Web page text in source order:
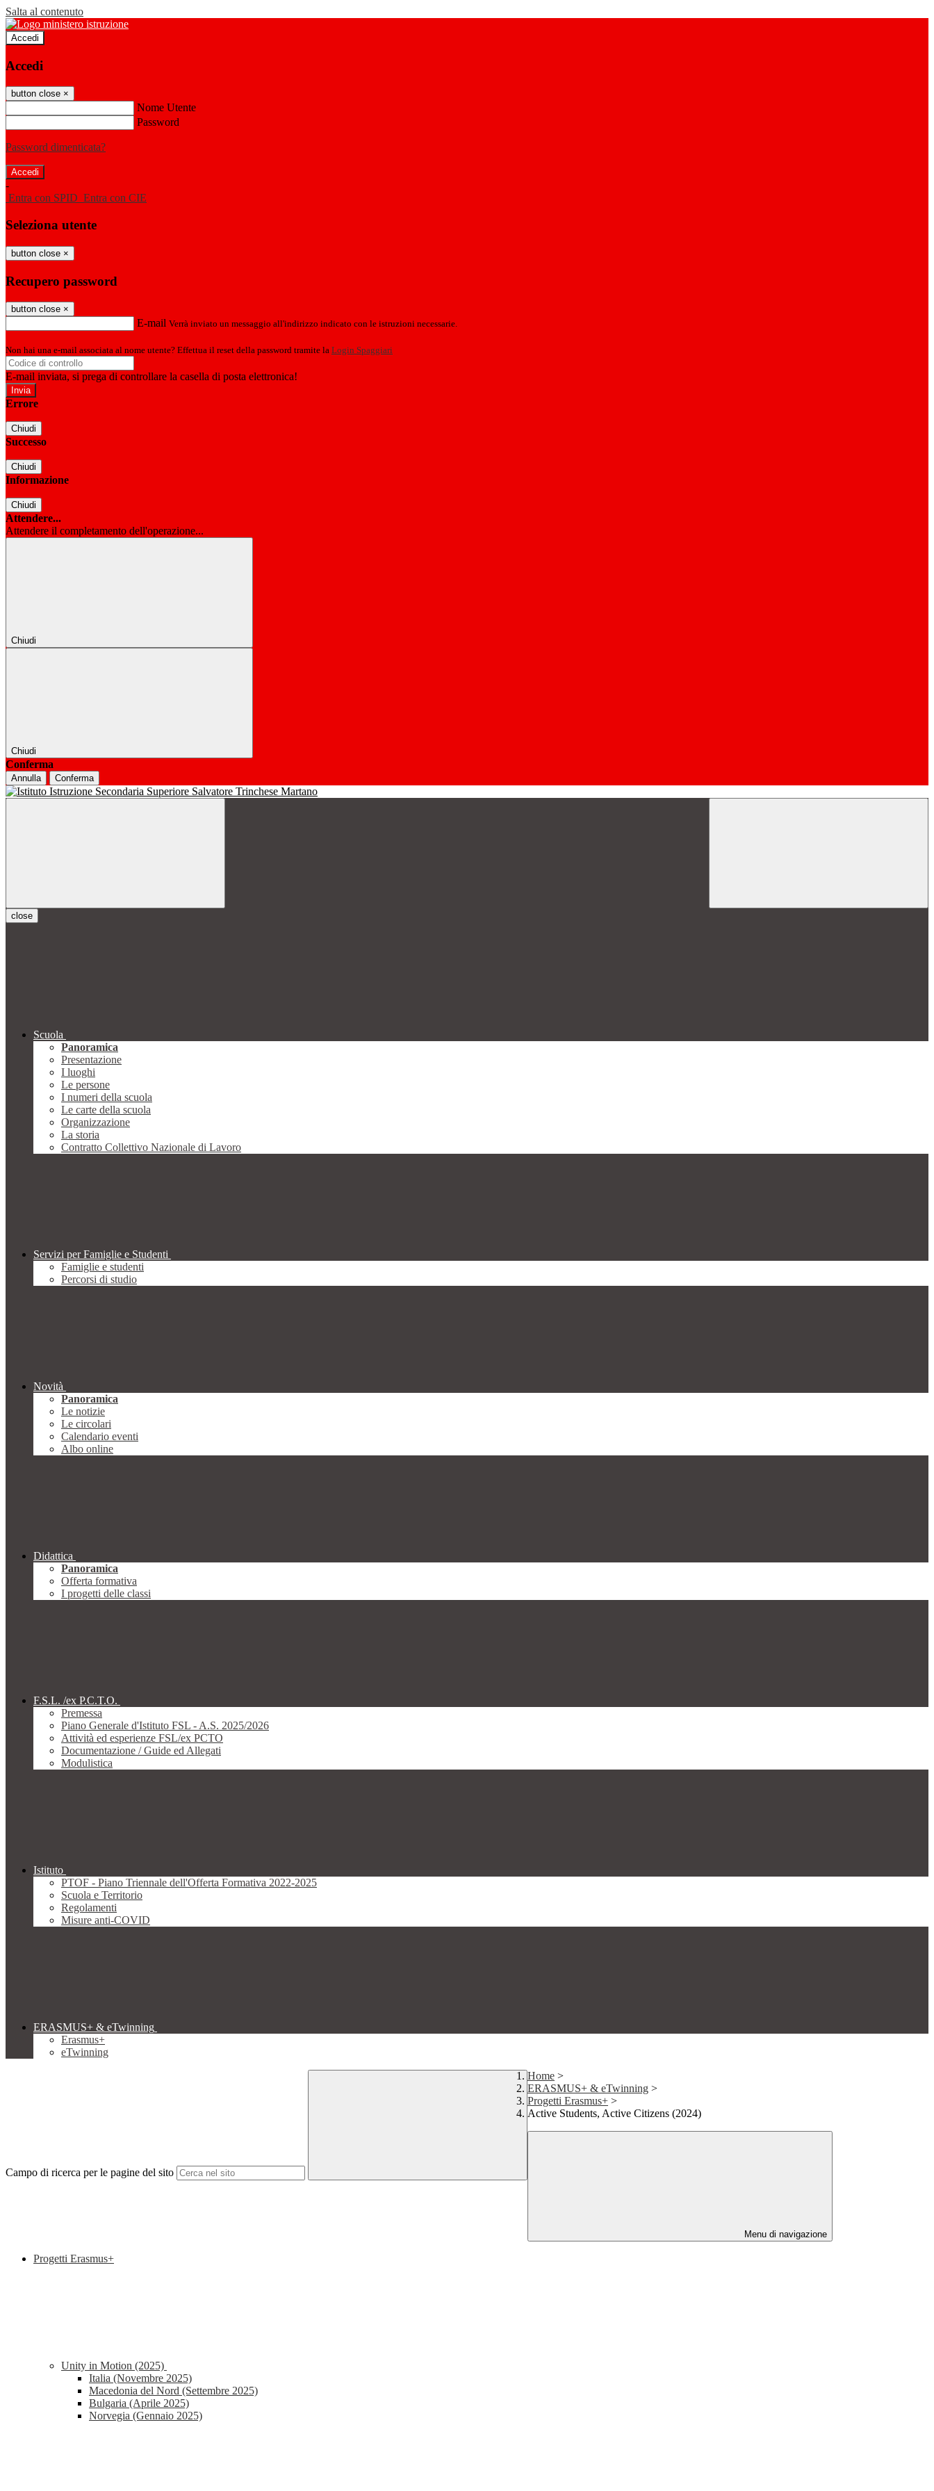
Salta al contenuto
Accedi
Accedi
button close ×
Nome Utente
Password
Password dimenticata?
-
Entra con SPID Entra con CIE
Seleziona utente
button close ×
Recupero password
button close ×
E-mail Verrà inviato un messaggio all'indirizzo indicato con le istruzioni necessarie.
Non hai una e-mail associata al nome utente? Effettua il reset della password tramite la Login Spaggiari
E-mail inviata, si prega di controllare la casella di posta elettronica!
Errore
Chiudi
Successo
Chiudi
Informazione
Chiudi
Attendere...
Attendere il completamento dell'operazione...
Chiudi
Chiudi
Conferma
Annulla Conferma
close
Scuola
Panoramica
Presentazione
I luoghi
Le persone
I numeri della scuola
Le carte della scuola
Organizzazione
La storia
Contratto Collettivo Nazionale di Lavoro
Servizi per Famiglie e Studenti
Famiglie e studenti
Percorsi di studio
Novità
Panoramica
Le notizie
Le circolari
Calendario eventi
Albo online
Didattica
Panoramica
Offerta formativa
I progetti delle classi
F.S.L. /ex P.C.T.O.
Premessa
Piano Generale d'Istituto FSL - A.S. 2025/2026
Attività ed esperienze FSL/ex PCTO
Documentazione / Guide ed Allegati
Modulistica
Istituto
PTOF - Piano Triennale dell'Offerta Formativa 2022-2025
Scuola e Territorio
Regolamenti
Misure anti-COVID
ERASMUS+ & eTwinning
Erasmus+
eTwinning
Campo di ricerca per le pagine del sito
Home >
ERASMUS+ & eTwinning >
Progetti Erasmus+ >
Active Students, Active Citizens (2024)
Menu di navigazione
Progetti Erasmus+
Unity in Motion (2025)
Italia (Novembre 2025)
Macedonia del Nord (Settembre 2025)
Bulgaria (Aprile 2025)
Norvegia (Gennaio 2025)